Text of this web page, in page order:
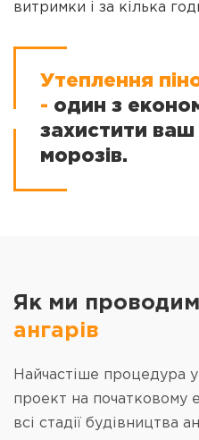
витримки і за кілька
Утеплення
- один з
захистити ваш
морозів.
Як ми
ангарів
Найчастіше процедура
проект на початковому
всі стадії будівництва